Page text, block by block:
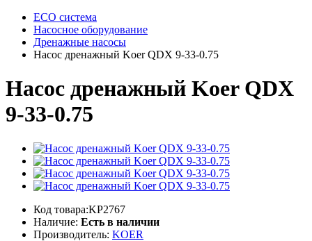
ECO система
Насосное оборудование
Дренажные насосы
Насос дренажный Koer QDX 9-33-0.75
Насос дренажный Koer QDX
9-33-0.75
Код товара:KP2767
Наличие: Есть в наличии
Производитель: KOER